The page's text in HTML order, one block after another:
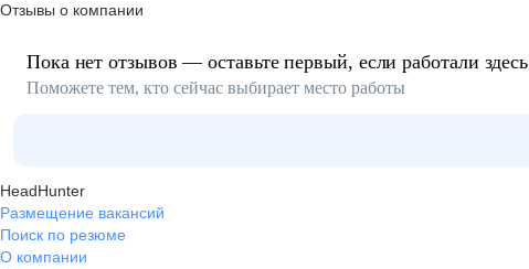
Отзывы о компании
Пока нет отзывов — оставьте первый, если работали здесь
Поможете тем, кто сейчас выбирает место работы
HeadHunter
Размещение вакансий
Поиск по резюме
О компании